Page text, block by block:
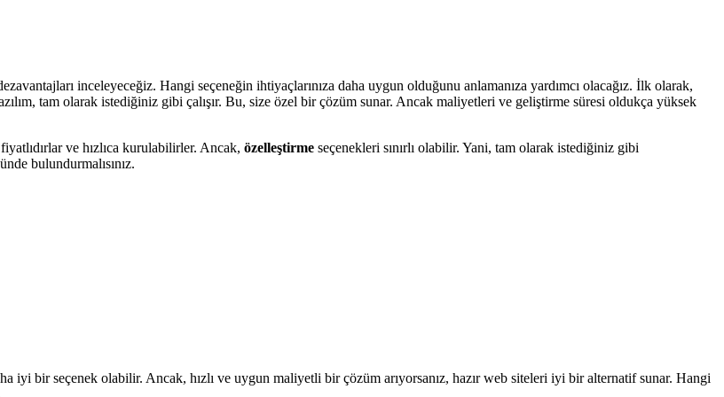
inceleyeceğiz. Hangi seçeneğin ihtiyaçlarınıza daha uygun olduğunu anlamanıza yardımcı olacağız. İlk olarak,
tam olarak istediğiniz gibi çalışır. Bu, size özel bir çözüm sunar. Ancak maliyetleri ve geliştirme süresi oldukça yüksek
ve hızlıca kurulabilirler. Ancak, özelleştirme seçenekleri sınırlı olabilir. Yani, tam olarak istediğiniz gibi
bulundurmalısınız.
iyi bir seçenek olabilir. Ancak, hızlı ve uygun maliyetli bir çözüm arıyorsanız, hazır web siteleri iyi bir alternatif sunar. Hangi